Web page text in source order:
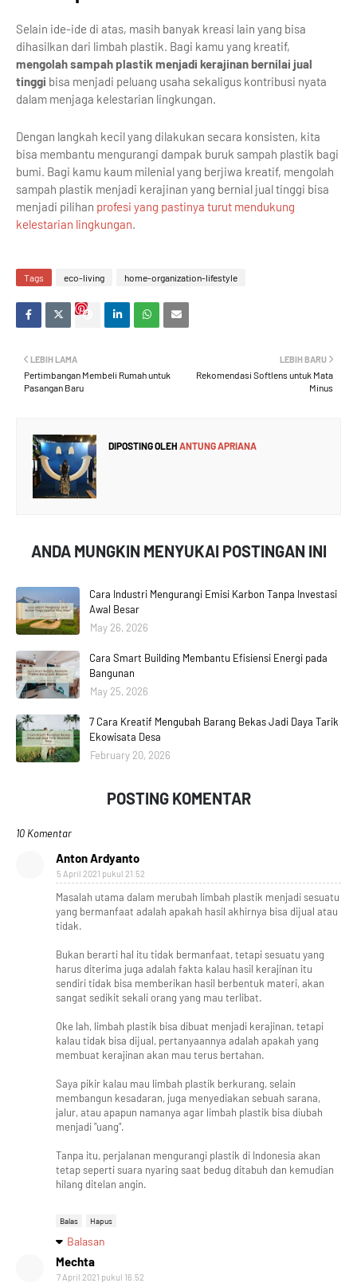
Selain ide-ide di atas, masih banyak kreasi lain yang bisa
dihasilkan dari limbah plastik. Bagi kamu yang kreatif,
mengolah sampah plastik menjadi kerajinan bernilai jual
tinggi bisa menjadi peluang usaha sekaligus kontribusi nyata
dalam menjaga kelestarian lingkungan.
Dengan langkah kecil yang dilakukan secara konsisten, kita
bisa membantu mengurangi dampak buruk sampah plastik bagi
bumi. Bagi kamu kaum milenial yang berjiwa kreatif, mengolah
sampah plastik menjadi kerajinan yang bernial jual tinggi bisa
menjadi pilihan profesi yang pastinya turut mendukung
kelestarian lingkungan
Tags eco-living home-organization-lifestyle
LEBIH BARU
Rekomendasi Softlens untuk Mata
Minus
LEBIH LAMA
Pertimbangan Membeli Rumah untuk
Pasangan Baru
DIPOSTING OLEH ANTUNG APRIANA
ANDA MUNGKIN MENYUKAI POSTINGAN INI
Cara Industri Mengurangi Emisi Karbon Tanpa Investasi
Awal Besar
May 26, 2026
Cara Smart Building Membantu Efisiensi Energi pada
Bangunan
May 25, 2026
7 Cara Kreatif Mengubah Barang Bekas Jadi Daya Tarik
Ekowisata Desa
February 20, 2026
POSTING KOMENTAR
10 Komentar
Anton Ardyanto
5 April 2021 pukul 21.52
Masalah utama dalam merubah limbah plastik menjadi sesuatu
yang bermanfaat adalah apakah hasil akhirnya bisa dijual atau
tidak.
Bukan berarti hal itu tidak bermanfaat, tetapi sesuatu yang
harus diterima juga adalah fakta kalau hasil kerajinan itu
sendiri tidak bisa memberikan hasil berbentuk materi, akan
sangat sedikit sekali orang yang mau terlibat.
Oke lah, limbah plastik bisa dibuat menjadi kerajinan, tetapi
kalau tidak bisa dijual, pertanyaannya adalah apakah yang
membuat kerajinan akan mau terus bertahan.
Saya pikir kalau mau limbah plastik berkurang, selain
membangun kesadaran, juga menyediakan sebuah sarana,
jalur, atau apapun namanya agar limbah plastik bisa diubah
menjadi "uang".
Tanpa itu, perjalanan mengurangi plastik di Indonesia akan
tetap seperti suara nyaring saat bedug ditabuh dan kemudian
hilang ditelan angin.
Balas Hapus
Balasan
Mechta
7 April 2021 pukul 16.52